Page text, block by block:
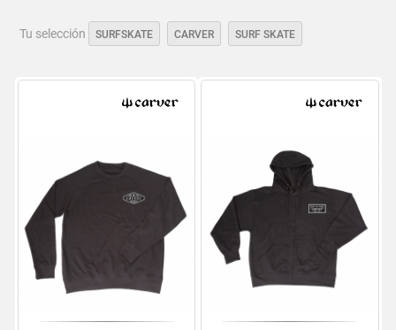
Tu selección SURFSKATE CARVER SURF SKATE